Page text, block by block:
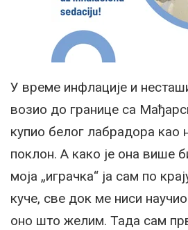
У време инфлације и
возио до границе са
купио белог лабрадора
поклон. А како је она више
моја „играчка“ ја сам по
куче, све док ме ниси
оно што желим. Тада сам